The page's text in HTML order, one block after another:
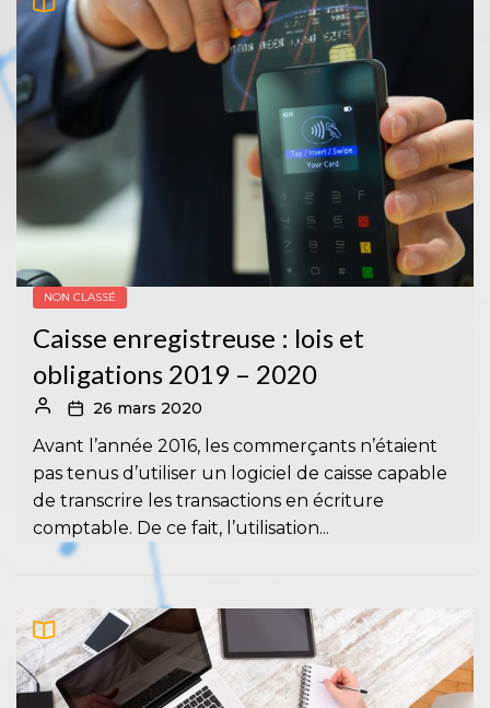
NON CLASSÉ
Caisse enregistreuse : lois et
obligations 2019 – 2020
26 mars 2020
Avant l’année 2016, les commerçants n’étaient
pas tenus d’utiliser un logiciel de caisse capable
de transcrire les transactions en écriture
comptable. De ce fait, l’utilisation...